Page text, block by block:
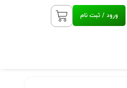
ورود / ثبت نام